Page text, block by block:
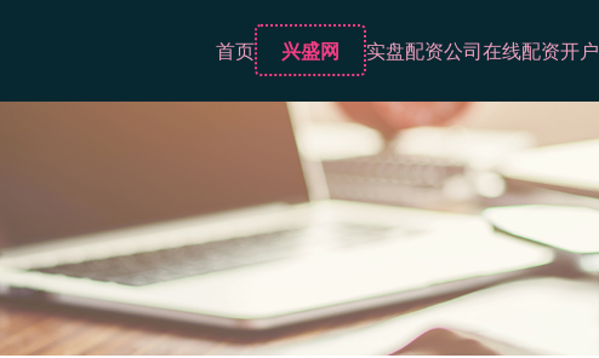
首页 兴盛网 实盘配资公司在线配资开户